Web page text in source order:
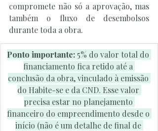
compromete não só a aprovação, mas
também o fluxo de desembolsos
durante toda a obra.
Ponto importante: 5% do valor total do
financiamento fica retido até a
conclusão da obra, vinculado à emissão
do Habite-se e da CND. Esse valor
precisa estar no planejamento
financeiro do empreendimento desde o
início (não é um detalhe de final de